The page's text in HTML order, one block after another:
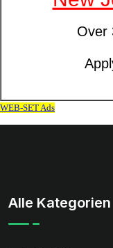
Alle Kategorien